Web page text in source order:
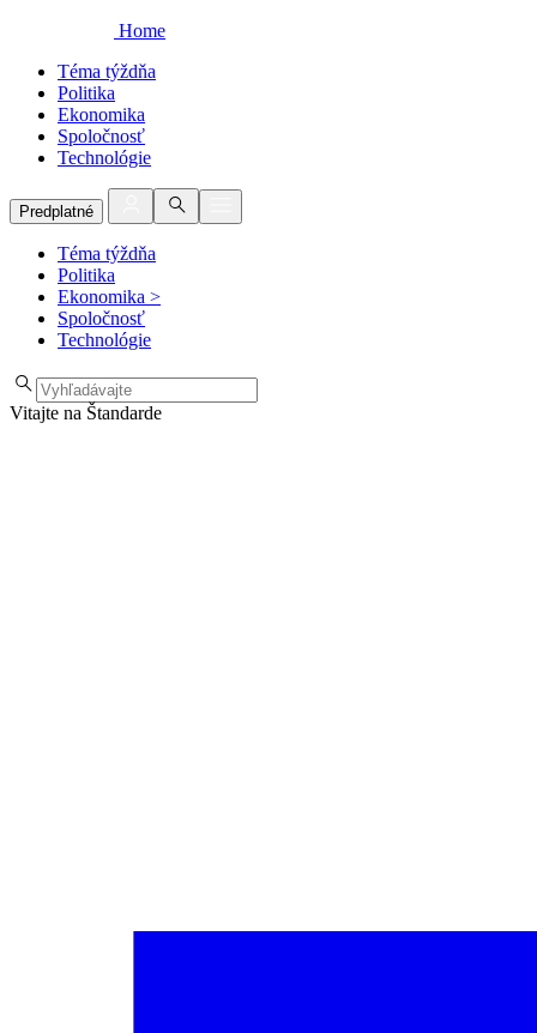
Home
Téma týždňa
Politika
Ekonomika
Spoločnosť
Technológie
Predplatné
Téma týždňa
Politika
Ekonomika >
Spoločnosť
Technológie
Vitajte na Štandarde